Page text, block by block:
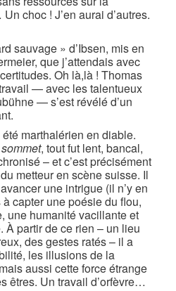
choc ! J’en aurai d’autres.
sauvage » d’Ibsen, mis en
que j’attendais avec
Oh là,là ! Thomas
— avec les talentueux
— s’est révélé d’un
marthalérien en diable.
, tout fut lent, bancal,
– et c’est précisément
metteur en scène suisse. Il
une intrigue (il n’y en
capter une poésie du flou,
une humanité vacillante et
À partir de ce rien – un lieu
des gestes ratés – il a
les illusions de la
aussi cette force étrange
êtres. Un travail d’orfèvre…